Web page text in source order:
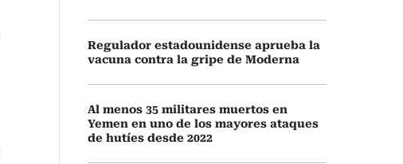
Regulador estadounidense aprueba la
vacuna contra la gripe de Moderna
Al menos 35 militares muertos en
Yemen en uno de los mayores ataques
de hutíes desde 2022